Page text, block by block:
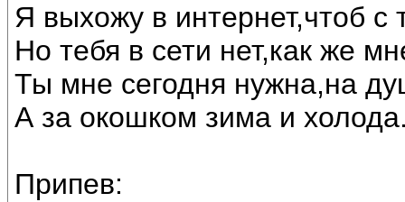
Я выхожу в интернет,чтоб
Но тебя в сети нет,как же
Ты мне сегодня нужна,на
А за окошком зима и
Припев: